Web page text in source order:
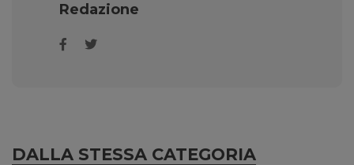
Redazione
DALLA STESSA CATEGORIA